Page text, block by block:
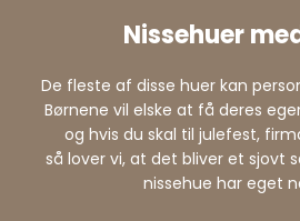
Nissehuer
De fleste af disse huer kan
Børnene vil elske at få deres
og hvis du skal til julefest,
så lover vi, at det bliver et sjovt
nissehue har eget